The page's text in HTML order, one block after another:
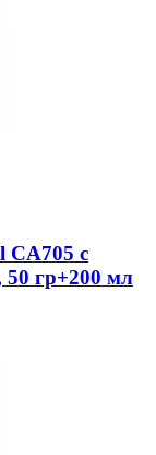
CA705 с
50 гр+200 мл